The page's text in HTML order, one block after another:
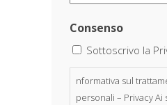
Consenso
Sottoscrivo la
nformativa sul
personali – Privacy Ai